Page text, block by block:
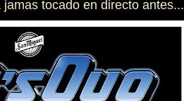
tocado en directo antes...